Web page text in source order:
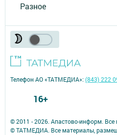
Разное
© 2011 - 2026. Апастово-информ.
© ТАТМЕДИА. Все материалы,
Телефон АО «ТАТМЕДИА»:(843) 222
16+